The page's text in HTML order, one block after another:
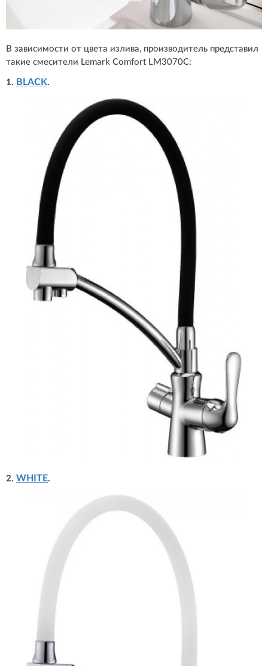
В зависимости от цвета излива, производитель представил
такие смесители Lemark Comfort LM3070C:
1. BLACK.
2. WHITE.